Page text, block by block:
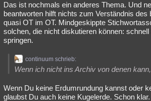
Das ist nochmals ein anderes Thema. Und
beantworten hilft nichts zum Verständnis des
quasi OT im OT. Mindgeskippte
solchen, die nicht diskutieren können:
springen.
continuum schrieb:
Wenn ich nicht ins Archiv von denen
Wenn Du keine Erdumrundung kannst oder
glaubst Du auch keine Kugelerde. Schon klar.